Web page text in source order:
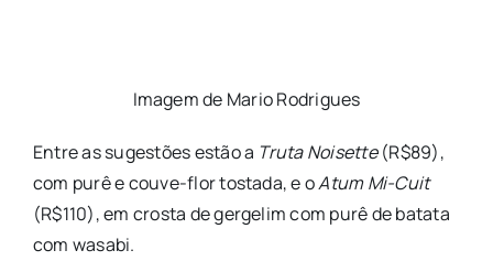
Imagem de Mario Rodrigues
Entre as sugestões estão a Truta Noisette(R$89),
com purê e couve-flor tostada, e oAtum Mi-Cuit
(R$110), em crosta de gergelim com purê de batata
com wasabi.